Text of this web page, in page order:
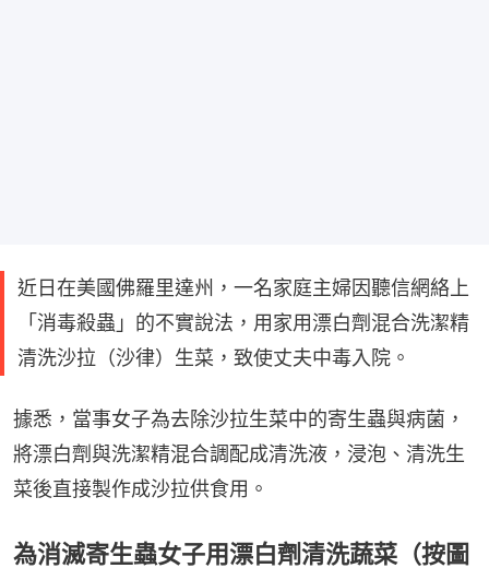
近日在美國佛羅里達州，一名家庭主婦因聽信網絡上
「消毒殺蟲」的不實說法，用家用漂白劑混合洗潔精
清洗沙拉（沙律）生菜，致使丈夫中毒入院。
據悉，當事女子為去除沙拉生菜中的寄生蟲與病菌，
將漂白劑與洗潔精混合調配成清洗液，浸泡、清洗生
菜後直接製作成沙拉供食用。
為消滅寄生蟲女子用漂白劑清洗蔬菜（按圖